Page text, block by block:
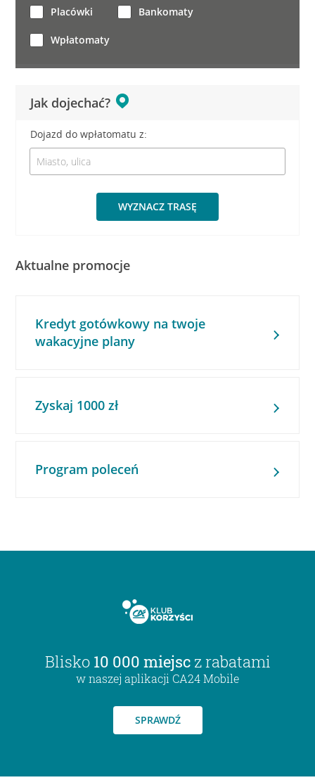
Jak dojechać?
Dojazd do wpłatomatu z:
WYZNACZ TRASĘ
Placówki Bankomaty
Wpłatomaty
Aktualne promocje
Kredyt gotówkowy na twoje
wakacyjne plany
Zyskaj 1000 zł
Program poleceń
Blisko 10 000 miejsc z rabatami
w naszej aplikacji CA24 Mobile
SPRAWDŹ